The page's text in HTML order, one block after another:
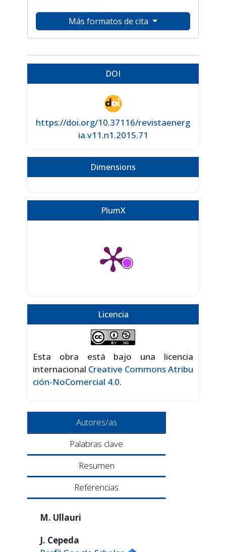
Más formatos de cita
DOI
https://doi.org/10.37116/revistaenerg
ia.v11.n1.2015.71
Dimensions
PlumX
Licencia
Esta obra está bajo una licencia
internacional Creative Commons Atribu
ción-NoComercial 4.0.
Autores/as
Palabras clave
Resumen
Referencias
M. Ullauri
J. Cepeda